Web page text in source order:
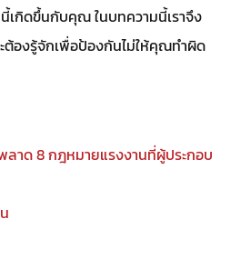
เกิดขึ้นกับคุณ ในบทความนี้เราจึง
องรู้จักเพื่อป้องกันไม่ให้คุณทำผิด
าด 8 กฎหมายแรงงานที่ผู้ประกอบ